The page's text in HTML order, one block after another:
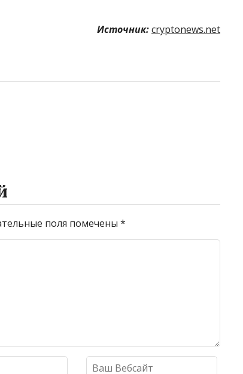
Источник:cryptonews.net
поля помечены *